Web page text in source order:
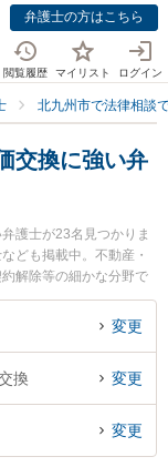
弁護士の方はこちら
閲覧履歴 マイリスト ログイン
北九州市で法律相談
交換に強い弁
護士が23名見つかりま
ども掲載中。不動産・
解除等の細かな分野で
法律事務所 北九州ヘッ
寛明弁護士、ネクスパ
談したい』『不動産の
索したい』『初回相談
北区内の弁護士に相談
変更
換 変更
変更